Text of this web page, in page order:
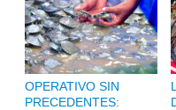
OPERATIVO SIN
PRECEDENTES: